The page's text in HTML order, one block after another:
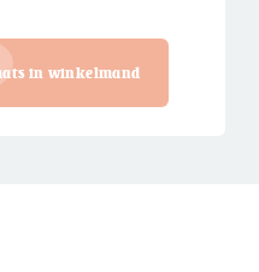
in winkelmand